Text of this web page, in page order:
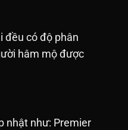
đều có độ phân
hâm mộ được
nhật như: Premier